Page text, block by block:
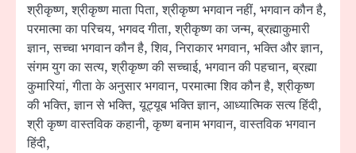
श्रीकृष्ण, श्रीकृष्ण माता पिता, श्रीकृष्ण भगवान नहीं, भगवान कौन है,
परमात्मा का परिचय, भगवद गीता, श्रीकृष्ण का जन्म, ब्रह्माकुमारी
ज्ञान, सच्चा भगवान कौन है, शिव, निराकार भगवान, भक्ति और ज्ञान,
संगम युग का सत्य, श्रीकृष्ण की सच्चाई, भगवान की पहचान, ब्रह्मा
कुमारियां, गीता के अनुसार भगवान, परमात्मा शिव कौन है, श्रीकृष्ण
की भक्ति, ज्ञान से भक्ति, यूट्यूब भक्ति ज्ञान, आध्यात्मिक सत्य हिंदी,
श्री कृष्ण वास्तविक कहानी, कृष्ण बनाम भगवान, वास्तविक भगवान
हिंदी,